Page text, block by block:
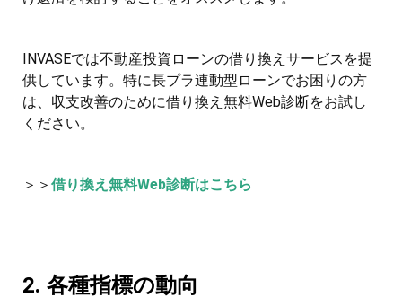
INVASEでは不動産投資ローンの借り換えサービスを提
供しています。特に長プラ連動型ローンでお困りの方
は、収支改善のために借り換え無料Web診断をお試し
ください。
＞＞ 借り換え無料Web診断はこちら
2. 各種指標の動向